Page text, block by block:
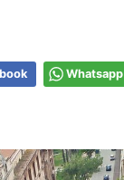
Whatsapp